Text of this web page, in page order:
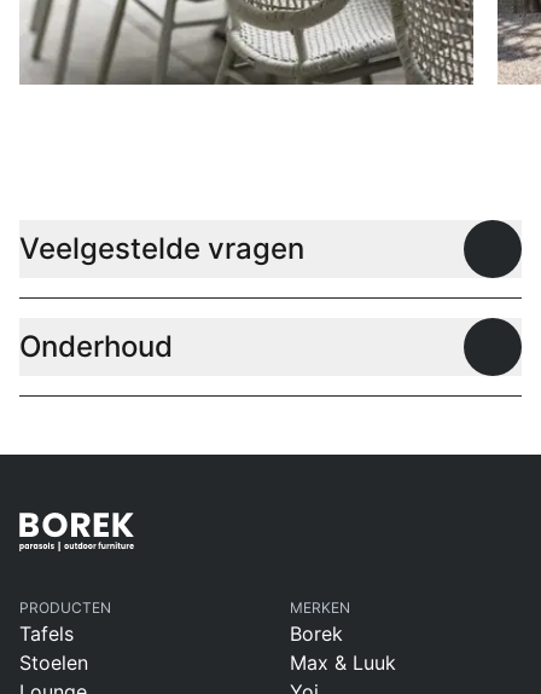
Veelgestelde vragen
Onderhoud
PRODUCTEN
Tafels
Stoelen
MERKEN
Borek
Max & Luuk